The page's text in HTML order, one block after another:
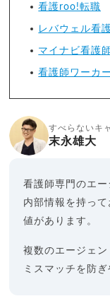
看護roo!転職
レバウェル看護
マイナビ看護師
看護師ワーカー
すべらないキ
末永雄大
看護師専門のエ
内部情報を持っ
値があります。
複数のエージェン
ミスマッチを防ぎ